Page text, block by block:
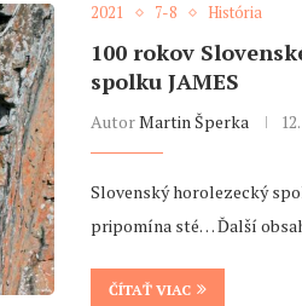
2021 7-8 História
100 rokov
spolku JAMES
AutorMartin Šperka
Slovenský horolezecký
pripomína sté… Ďalší
ČÍTAŤ VIAC